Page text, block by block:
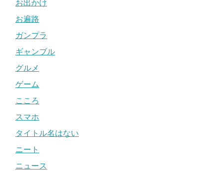
お出かけ
お遍路
ガンプラ
ギャンブル
グルメ
ゲーム
こころ
スマホ
タイトル名はない
ニート
ニュース